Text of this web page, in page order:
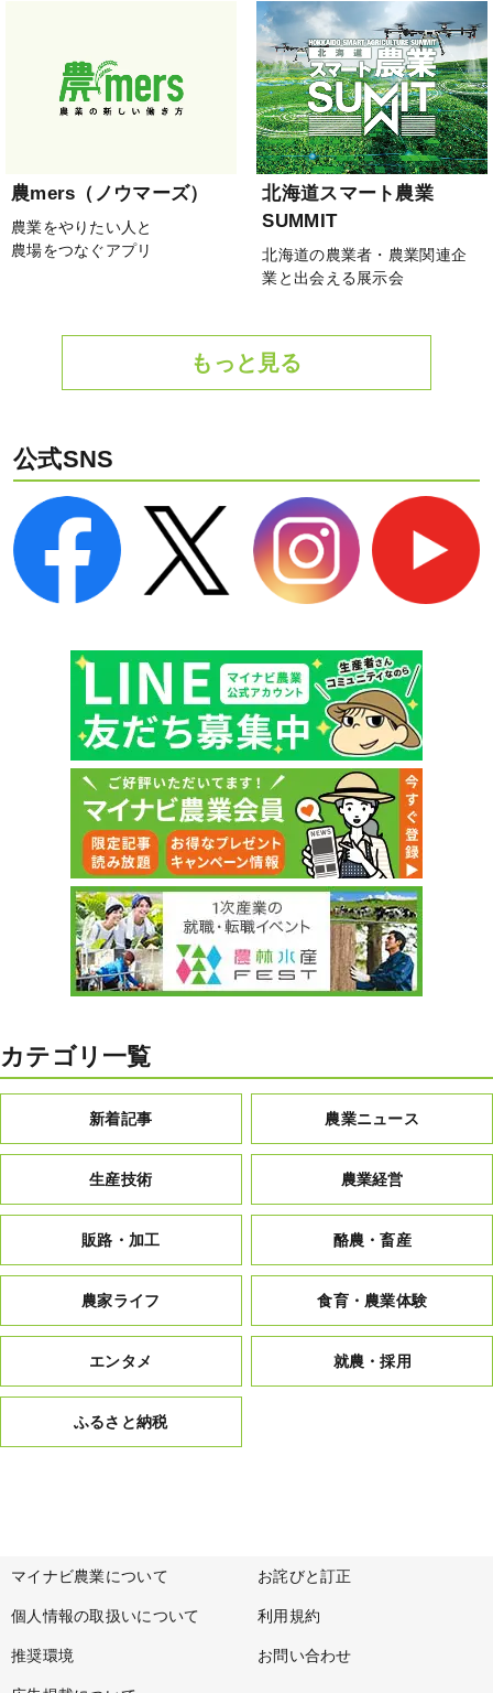
農mers（ノウマーズ）
農業をやりたい人と
農場をつなぐアプリ
北海道スマート農業
SUMMIT
北海道の農業者・農業関連企
業と出会える展示会
もっと見る
公式SNS
カテゴリ一覧
新着記事 農業ニュース
生産技術 農業経営
販路・加工 酪農・畜産
農家ライフ 食育・農業体験
エンタメ 就農・採用
ふるさと納税
マイナビ農業について お詫びと訂正
個人情報の取扱いについて 利用規約
推奨環境 お問い合わせ